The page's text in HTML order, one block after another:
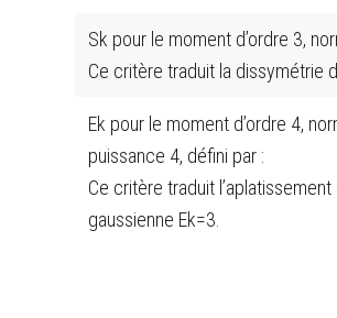
Sk pour le moment d’ordre 3,
Ce critère traduit la dissymétrie
Ek pour le moment d’ordre 4,
puissance 4, défini par :
Ce critère traduit
gaussienne Ek=3.